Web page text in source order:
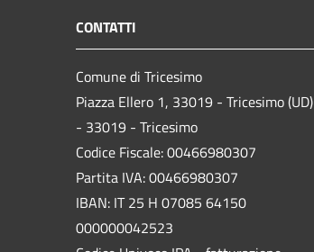
CONTATTI
Comune di Tricesimo
Piazza Ellero 1, 33019 - Tricesimo (UD)
- 33019 - Tricesimo
Codice Fiscale: 00466980307
Partita IVA: 00466980307
IBAN: IT 25 H 07085 64150
000000042523